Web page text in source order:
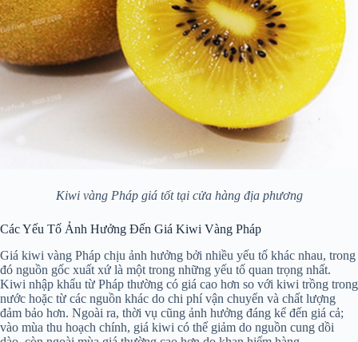
Kiwi vàng Pháp giá tốt tại cửa hàng địa phương
Các Yếu Tố Ảnh Hưởng Đến Giá Kiwi Vàng Pháp
Giá kiwi vàng Pháp chịu ảnh hưởng bởi nhiều yếu tố khác nhau, trong
đó nguồn gốc xuất xứ là một trong những yếu tố quan trọng nhất.
Kiwi nhập khẩu từ Pháp thường có giá cao hơn so với kiwi trồng trong
nước hoặc từ các nguồn khác do chi phí vận chuyển và chất lượng
đảm bảo hơn. Ngoài ra, thời vụ cũng ảnh hưởng đáng kể đến giá cả;
vào mùa thu hoạch chính, giá kiwi có thể giảm do nguồn cung dồi